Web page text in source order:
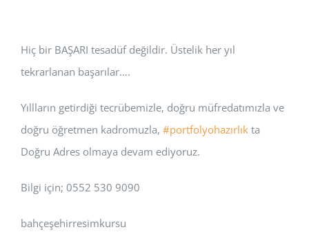
Hiç bir BAŞARI tesadüf değildir. Üstelik her yıl
tekrarlanan başarılar….
Yıllların getirdiği tecrübemizle, doğru müfredatımızla ve
doğru öğretmen kadromuzla, #portfolyohazırlık ta
Doğru Adres olmaya devam ediyoruz.
Bilgi için; 0552 530 9090
bahçeşehirresimkursu